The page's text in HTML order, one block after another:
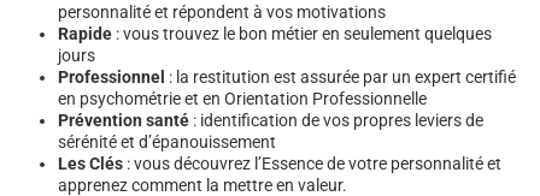
personnalité et répondent à vos motivations
Rapide : vous trouvez le bon métier en seulement quelques
jours
Professionnel : la restitution est assurée par un expert certifié
en psychométrie et en Orientation Professionnelle
Prévention santé : identification de vos propres leviers de
sérénité et d’épanouissement
Les Clés : vous découvrez l’Essence de votre personnalité et
apprenez comment la mettre en valeur.